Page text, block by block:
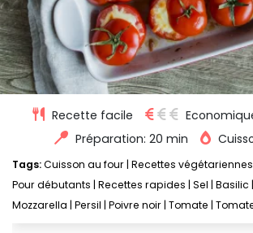
Recette facile
Préparation: 20 min
Tags:Cuisson au four Recettes végétariennes
Pour débutants Recettes rapides Sel Basilic
Mozzarella Persil Poivre noir Tomate